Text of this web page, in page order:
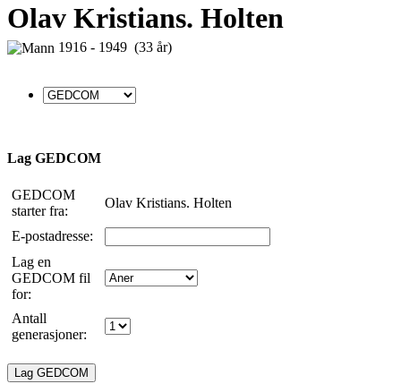
Olav Kristians. Holten
1916 - 1949 (33 år)
Lag GEDCOM
GEDCOM
starter fra:
Olav Kristians. Holten
E-postadresse:
Lag en
GEDCOM fil
for:
Antall
generasjoner: